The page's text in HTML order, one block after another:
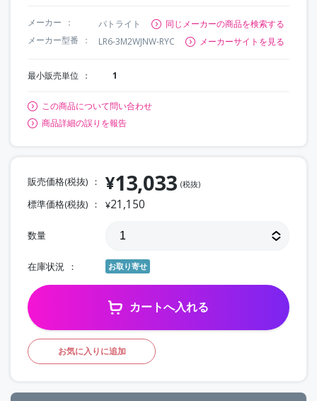
メーカー パトライト
同じメーカーの商品を検索する
メーカー型番
LR6-3M2WJNW-RYC メーカーサイトを見る
最小販売単位 1
この商品について問い合わせ
商品詳細の誤りを報告
販売価格(税抜) ¥13,033 (税抜)
標準価格(税抜) ¥21,150
数量
在庫状況 お取り寄せ
カートへ入れる
お気に入りに追加